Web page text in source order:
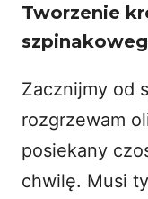
Tworzenie
Zacznijmy od
rozgrzewam
posiekany
chwilę. Musi